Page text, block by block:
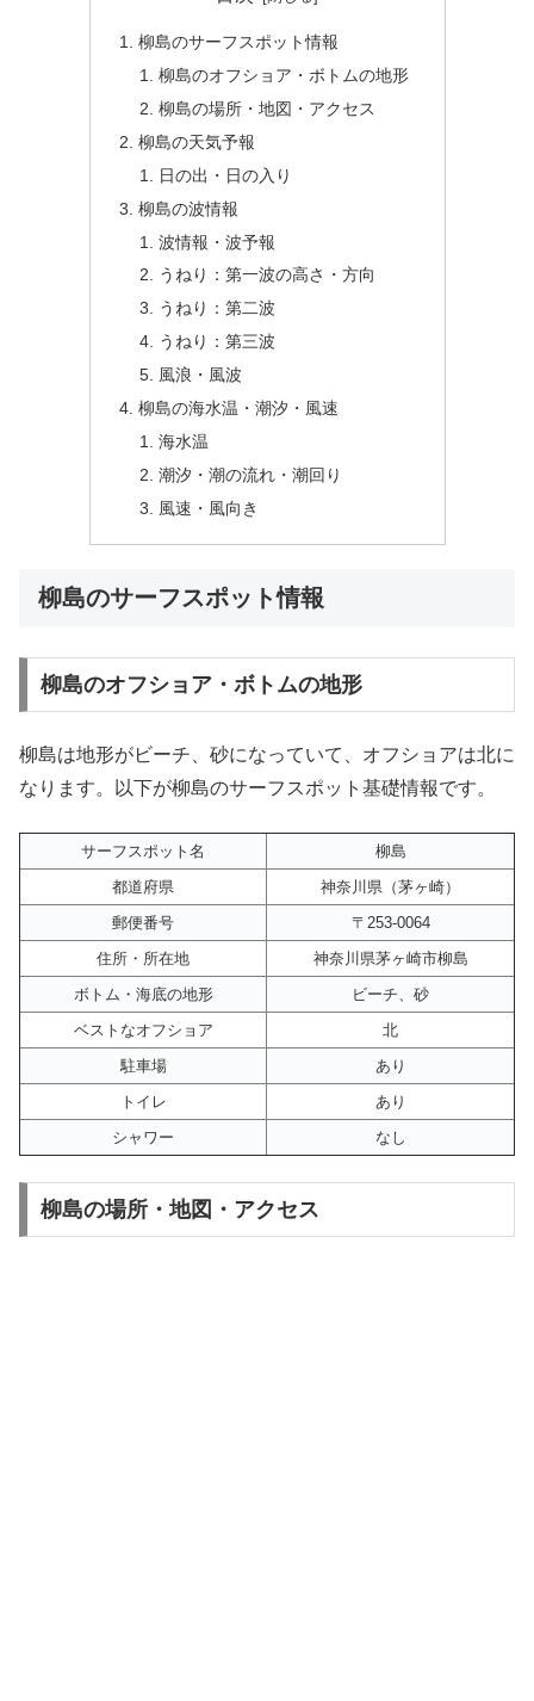
柳島のサーフスポット情報
柳島のオフショア・ボトムの地形
柳島の場所・地図・アクセス
柳島の天気予報
日の出・日の入り
柳島の波情報
波情報・波予報
うねり：第一波の高さ・方向
うねり：第二波
うねり：第三波
風浪・風波
柳島の海水温・潮汐・風速
海水温
潮汐・潮の流れ・潮回り
風速・風向き
柳島のサーフスポット情報
柳島のオフショア・ボトムの地形
柳島は地形がビーチ、砂になっていて、オフショアは北に
なります。以下が柳島のサーフスポット基礎情報です。
サーフスポット名
柳島
都道府県
神奈川県（茅ヶ崎）
郵便番号
〒253-0064
住所・所在地
神奈川県茅ヶ崎市柳島
ボトム・海底の地形
ビーチ、砂
ベストなオフショア
北
駐車場
あり
トイレ
あり
シャワー
なし
柳島の場所・地図・アクセス